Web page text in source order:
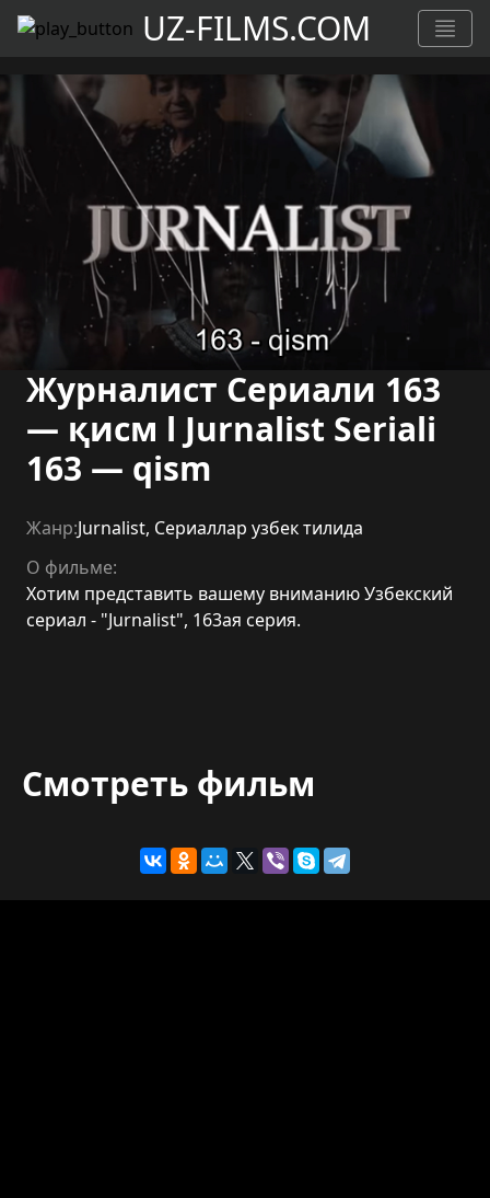
UZ-FILMS.COM
Журналист Сериали 163
— қисм l Jurnalist Seriali
163 — qism
Жанр:Jurnalist, Сериаллар узбек тилида
О фильме:
Хотим представить вашему вниманию Узбекский
сериал - "Jurnalist", 163ая серия.
Смотреть фильм